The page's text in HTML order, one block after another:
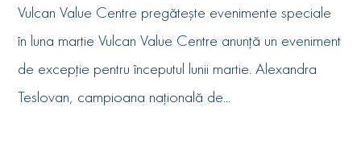
Vulcan Value Centre pregătește evenimente speciale
în luna martie Vulcan Value Centre anunță un eveniment
de excepție pentru începutul lunii martie. Alexandra
Teslovan, campioana națională de...